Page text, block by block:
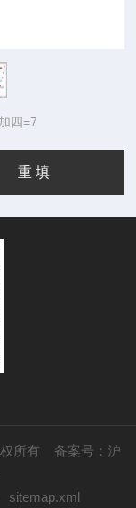
四=7
权所有 备案号：沪
sitemap.xml